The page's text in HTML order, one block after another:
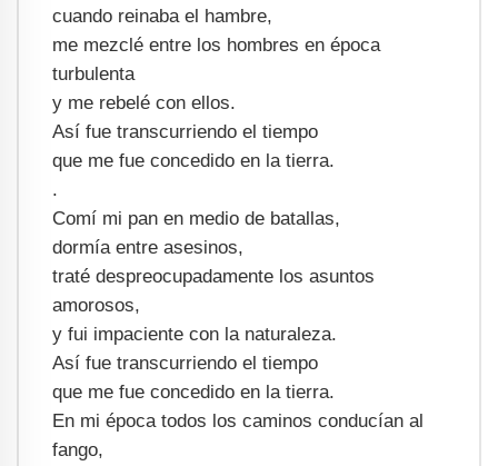
cuando reinaba el hambre,
me mezclé entre los hombres en época
turbulenta
y me rebelé con ellos.
Así fue transcurriendo el tiempo
que me fue concedido en la tierra.
.
Comí mi pan en medio de batallas,
dormía entre asesinos,
traté despreocupadamente los asuntos
amorosos,
y fui impaciente con la naturaleza.
Así fue transcurriendo el tiempo
que me fue concedido en la tierra.
En mi época todos los caminos conducían al
fango,